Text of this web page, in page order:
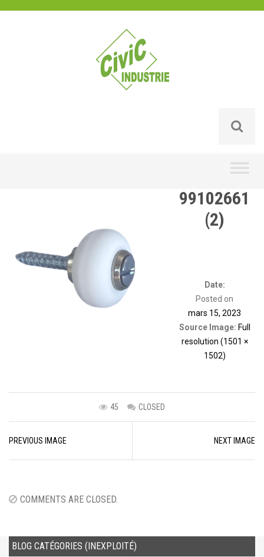
99102661
(2)
Date:
Posted on
mars 15, 2023
Source Image: Full
resolution (1501 ×
1502)
45 CLOSED
navigation
PREVIOUS IMAGE NEXT IMAGE
COMMENTS ARE CLOSED.
BLOG CATÉGORIES (INEXPLOITÉ)